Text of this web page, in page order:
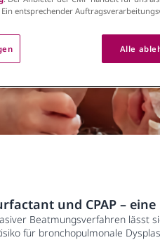
und CPAP –
Beatmungsverfahren lässt
für bronchopulmonale
Ein entsprechender
Alle